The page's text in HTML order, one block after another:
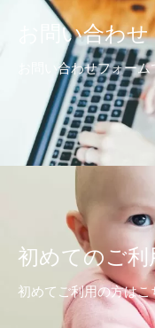
お問い合わせ
お問い合わせフォーム
初めてのご利
初めてご利用の方は